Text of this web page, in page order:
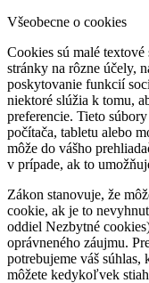
Všeobecne o cookies
Cookies sú malé
stránky na rôzne účely,
poskytovanie funkcií
niektoré slúžia k tomu,
preferencie. Tieto
počítača, tabletu alebo
môže do vášho
v prípade, ak to
Zákon stanovuje, že
cookie, ak je to
oddiel Nezbytné
oprávneného záujmu.
potrebujeme váš súhlas,
môžete kedykoľvek